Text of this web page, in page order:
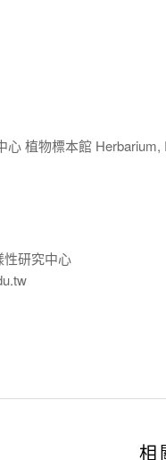
植物標本館
研究中心
相